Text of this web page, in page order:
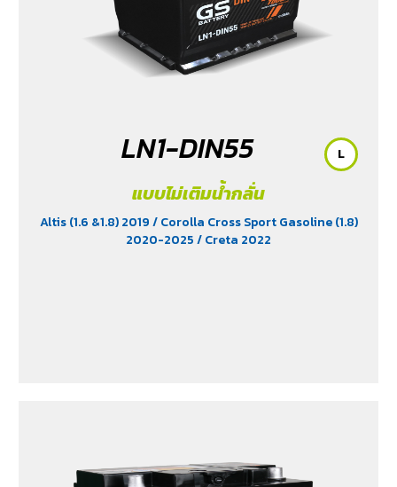
LN1-DIN55
แบบไม่เติมน้ำกลั่น
Altis (1.6 &1.8) 2019/ Corolla Cross Sport Gasoline (1.8)
2020-2025/ Creta 2022
L